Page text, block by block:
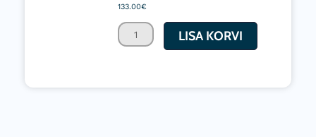
133.00€
R
15kW
kogus
LISA KORVI